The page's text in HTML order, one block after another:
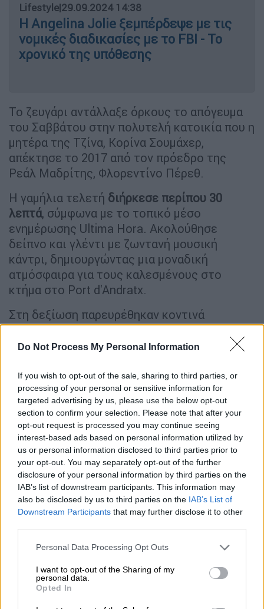
Do Not Process My Personal Information
If you wish to opt-out of the sale, sharing to third parties, or
processing of your personal or sensitive information for
targeted advertising by us, please use the below opt-out
section to confirm your selection. Please note that after your
opt-out request is processed you may continue seeing
interest-based ads based on personal information utilized by
us or personal information disclosed to third parties prior to
your opt-out. You may separately opt-out of the further
disclosure of your personal information by third parties on the
IAB’s list of downstream participants. This information may
also be disclosed by us to third parties on the IAB’s List of
Downstream Participants that may further disclose it to other
Please note that this website/app uses one or more Google
not limited to your visit or usage behaviour. You may click to
grant or deny consent to Google and its third-party tags to
use your data for below specified purposes in below Google
consent section.
Personal Data Processing Opt Outs
I want to opt-out of the Sharing of my
personal data.
Opted In
Lifestyle|29.09.2024 14:38
Η Angelina Jolie ξεμπέρδεψε με τις
νομικές διαδικασίες με το FBI - Το
χρονικό της υπόθεσης
Το ζευγάρι αντάλλαξε όρκους το απόγευμα
του Σαββάτου στην πολυτελή κατοικία που η
μητέρα της Τζίνα, Κορίνα Σουμάχερ,
απέκτησε το 2017 από τον πρόεδρο της
Ρεάλ Μαδρίτης, Φλορεντίνο Πέρεθ.
Η γαμήλια τελετή διήρκεσε περίπου 30
λεπτά, σύμφωνα με το τοπικό μέσο
ενημέρωσης Ultima Hora. Ακολούθησε
δείπνο και γλέντι με ζωντανή μουσική
κάντρι, δημιουργώντας μια μοναδική
ατμόσφαιρα για τους καλεσμένους στο
κτήμα στο Port d'Andratx.
Στη δεξίωση παρευρέθηκαν κοντινά
πρόσωπα της οικογένειας,μεταξύ των
οποίων ο αδελφός του Μίκαελ, Ραλφ
Bosquet-Cassagne, οι οποίοι συμμετείχαν
επίσης στο pre-party που έγινε το απόγευμα
της Παρασκευής στο Mhares Sea Club, στα
νότια της Πάλμα ντε Μαγιόρκα, με dress
code το λευκό.